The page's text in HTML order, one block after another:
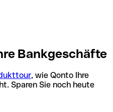
Bankgeschäfte
, wie Qonto Ihre
Sparen Sie noch heute